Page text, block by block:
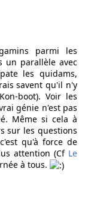
parmi les
un parallèle avec
les quidams,
savent qu'il n'y
boot). Voir les
génie n'est pas
Même si cela à
sur les questions
qu'à force de
attention (Cf Le
à tous.